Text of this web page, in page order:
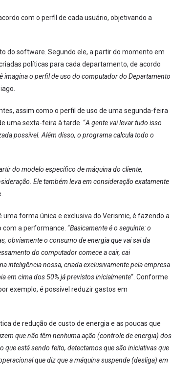
com o perfil de cada usuário, objetivando a
do software. Segundo ele, a partir do momento em
políticas para cada departamento, de acordo
imagina o perfil de uso do computador do Departamento
assim como o perfil de uso de uma segunda-feira
uma sexta-feira à tarde. “A gente vai levar tudo isso
possível. Além disso, o programa calcula todo o
do modelo especifico de máquina do cliente,
Ele também leva em consideração exatamente
forma única e exclusiva do Verismic, é fazendo a
com a performance. “Basicamente é o seguinte: o
obviamente o consumo de energia que vai sai da
do computador comece a cair, cai
inteligência nossa, criada exclusivamente pela empresa
em cima dos 50% já previstos inicialmente“. Conforme
exemplo, é possível reduzir gastos em
de redução de custo de energia e as poucas que
que não têm nenhuma ação (controle de energia) dos
está sendo feito, detectamos que são iniciativas que
que diz que a máquina suspende (desliga) em